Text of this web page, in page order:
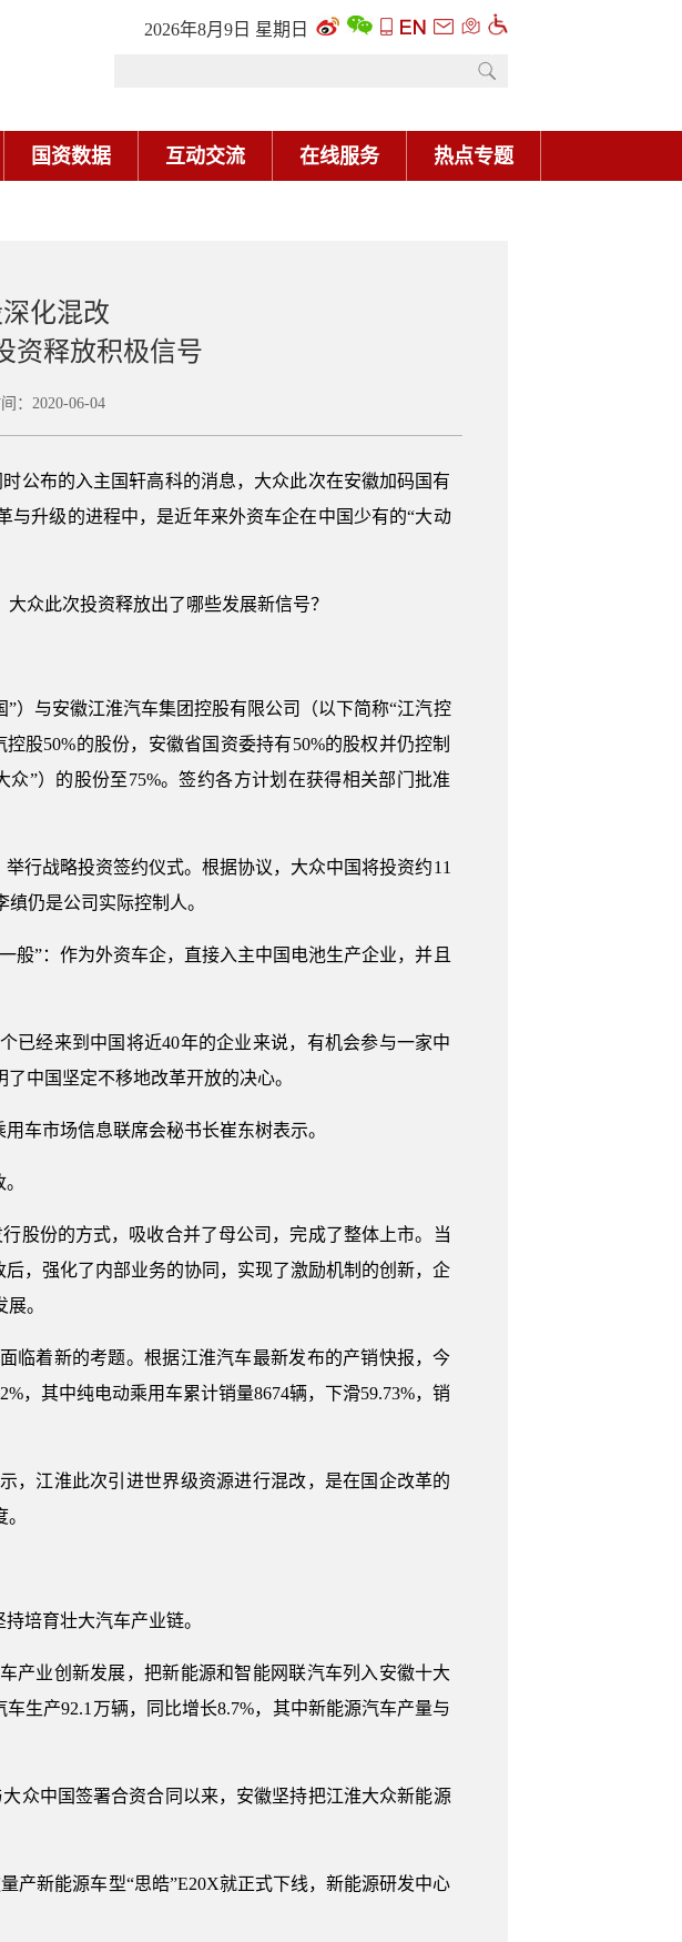
2026年8月9日 星期日
国资数据 互动交流 在线服务 热点专题
化混改
资释放积极信号
2020-06-04
公布的入主国轩高科的消息，大众此次在安徽加码国有
升级的进程中，是近年来外资车企在中国少有的“大动
众此次投资释放出了哪些发展新信号？
）与安徽江淮汽车集团控股有限公司（以下简称“江汽控
股50%的股份，安徽省国资委持有50%的股权并仍控制
”）的股份至75%。签约各方计划在获得相关部门批准
行战略投资签约仪式。根据协议，大众中国将投资约11
仍是公司实际控制人。
般”：作为外资车企，直接入主中国电池生产企业，并且
已经来到中国将近40年的企业来说，有机会参与一家中
中国坚定不移地改革开放的决心。
车市场信息联席会秘书长崔东树表示。
股份的方式，吸收合并了母公司，完成了整体上市。当
，强化了内部业务的协同，实现了激励机制的创新，企
。
临着新的考题。根据江淮汽车最新发布的产销快报，今
，其中纯电动乘用车累计销量8674辆，下滑59.73%，销
，江淮此次引进世界级资源进行混改，是在国企改革的
培育壮大汽车产业链。
产业创新发展，把新能源和智能网联汽车列入安徽十大
生产92.1万辆，同比增长8.7%，其中新能源汽车产量与
众中国签署合资合同以来，安徽坚持把江淮大众新能源
产新能源车型“思皓”E20X就正式下线，新能源研发中心